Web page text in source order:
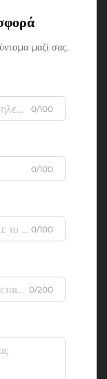
μαζί σας.
0/100
0/100
0/100
0/200